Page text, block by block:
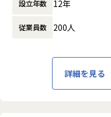
も」をパーパスに掲げ、
サービスを複数展開してい
関係なく、さまざまな情
て、パーソナライズ化さ
日々の生活における不安
バックグラウンドをもっ
も、豊富なご経験・スキ
大規模サービスのテクニ
働き方：
時間）
設立年数 12年
従業員数 200人
詳細を見る